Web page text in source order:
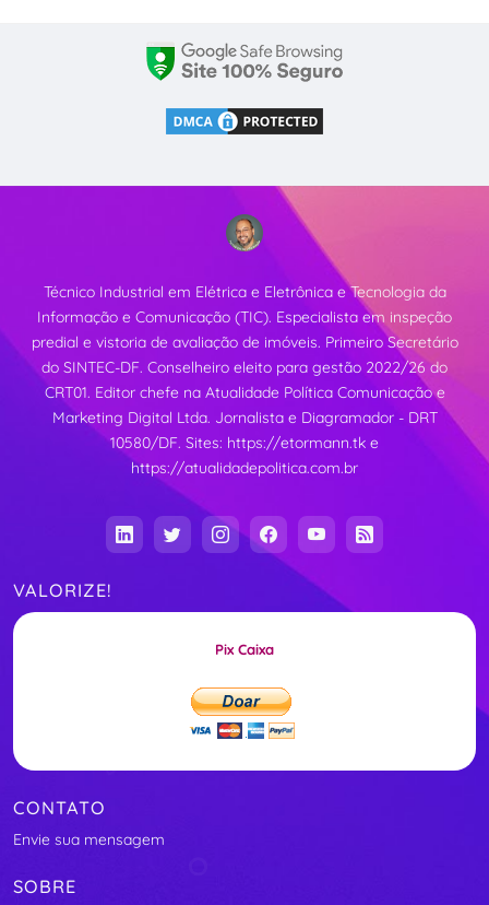
Técnico Industrial em Elétrica e Eletrônica e Tecnologia da
Informação e Comunicação (TIC). Especialista em inspeção
predial e vistoria de avaliação de imóveis. Primeiro Secretário
do SINTEC-DF. Conselheiro eleito para gestão 2022/26 do
CRT01. Editor chefe na Atualidade Política Comunicação e
Marketing Digital Ltda. Jornalista e Diagramador - DRT
10580/DF. Sites: https://etormann.tk e
https://atualidadepolitica.com.br
VALORIZE!
Pix Caixa
CONTATO
Envie sua mensagem
SOBRE